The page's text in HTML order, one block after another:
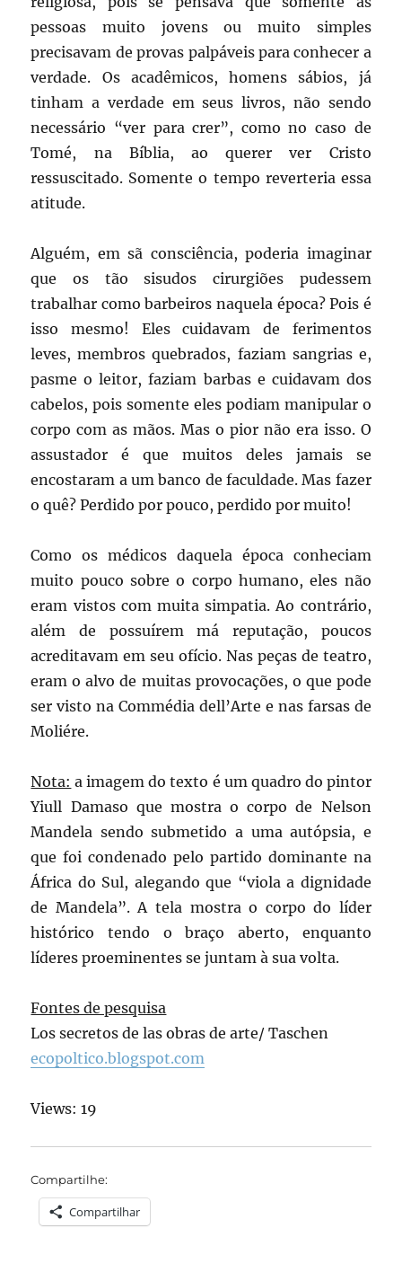
pessoas muito jovens ou muito simples
precisavam de provas palpáveis para conhecer a
verdade. Os acadêmicos, homens sábios, já
tinham a verdade em seus livros, não sendo
necessário “ver para crer”, como no caso de
Tomé, na Bíblia, ao querer ver Cristo
ressuscitado. Somente o tempo reverteria essa
atitude.
Alguém, em sã consciência, poderia imaginar
que os tão sisudos cirurgiões pudessem
trabalhar como barbeiros naquela época? Pois é
isso mesmo! Eles cuidavam de ferimentos
leves, membros quebrados, faziam sangrias e,
pasme o leitor, faziam barbas e cuidavam dos
cabelos, pois somente eles podiam manipular o
corpo com as mãos. Mas o pior não era isso. O
assustador é que muitos deles jamais se
encostaram a um banco de faculdade. Mas fazer
o quê? Perdido por pouco, perdido por muito!
Como os médicos daquela época conheciam
muito pouco sobre o corpo humano, eles não
eram vistos com muita simpatia. Ao contrário,
além de possuírem má reputação, poucos
acreditavam em seu ofício. Nas peças de teatro,
eram o alvo de muitas provocações, o que pode
ser visto na Commédia dell’Arte e nas farsas de
Moliére.
Nota: a imagem do texto é um quadro do pintor
Yiull Damaso que mostra o corpo de Nelson
Mandela sendo submetido a uma autópsia, e
que foi condenado pelo partido dominante na
África do Sul, alegando que “viola a dignidade
de Mandela”. A tela mostra o corpo do líder
histórico tendo o braço aberto, enquanto
líderes proeminentes se juntam à sua volta.
Fontes de pesquisa
Los secretos de las obras de arte/ Taschen
ecopoltico.blogspot.com
Views: 19
Compartilhe:
Compartilhar